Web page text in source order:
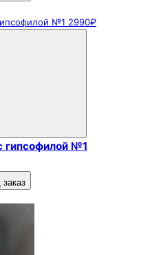
2990₽
гипсофилой №1
заказ